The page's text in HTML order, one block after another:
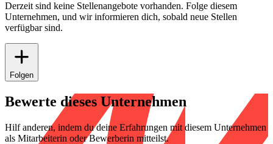
Derzeit sind keine Stellenangebote vorhanden. Folge diesem
Unternehmen, und wir informieren dich, sobald neue Stellen
verfügbar sind.
Folgen
Bewerte dieses Unternehmen
Hilf anderen, indem du deine Erfahrungen mit diesem Unternehmen
als Mitarbeiterin oder Bewerberin mitteilst.